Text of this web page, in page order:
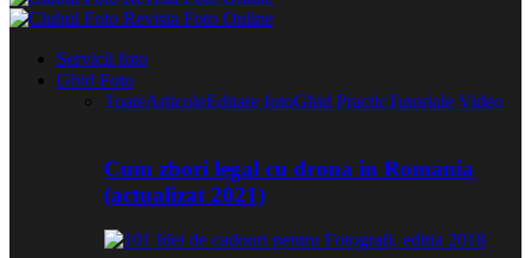
Servicii foto
Ghid Foto
ToateArticoleEditare fotoGhid PracticTutoriale Video
Cum zbori legal cu drona in Romania
(actualizat 2021)